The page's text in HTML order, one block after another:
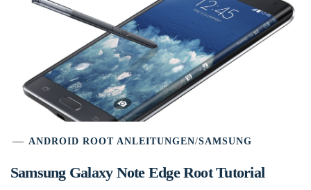
ANDROID ROOT ANLEITUNGEN/SAMSUNG
Samsung Galaxy Note Edge Root Tutorial